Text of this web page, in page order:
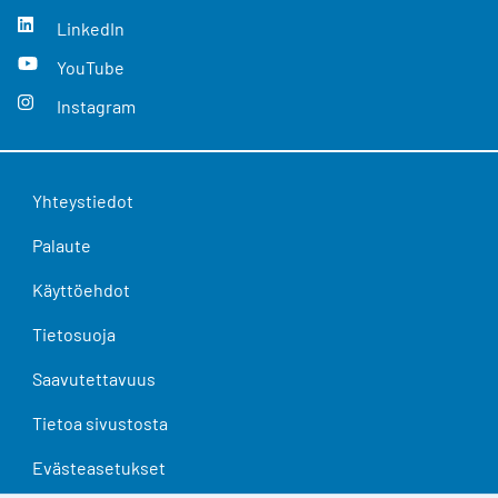
LinkedIn
YouTube
Instagram
Yhteystiedot
Palaute
Käyttöehdot
Tietosuoja
Saavutettavuus
Tietoa sivustosta
Evästeasetukset